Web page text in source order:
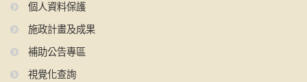
個人資料保護
施政計畫及成果
補助公告專區
視覺化查詢